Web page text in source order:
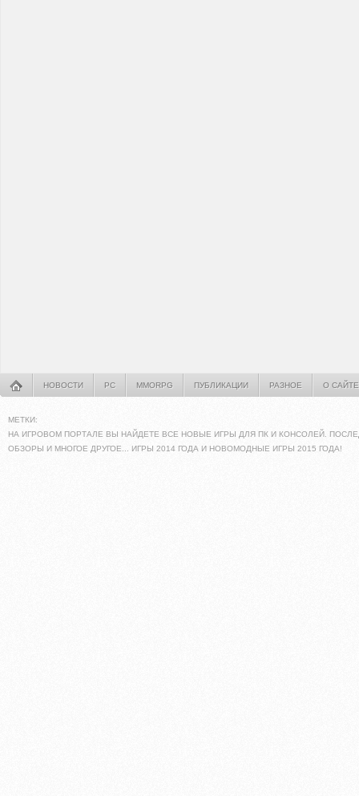
НОВОСТИ PC MMORPG ПУБЛИКАЦИИ РАЗНОЕ О САЙТЕ
МЕТКИ:
НА ИГРОВОМ ПОРТАЛЕ ВЫ НАЙДЕТЕ ВСЕ НОВЫЕ ИГРЫ ДЛЯ ПК И КОНСОЛЕЙ.
ОБЗОРЫ И МНОГОЕ ДРУГОЕ... ИГРЫ 2014 ГОДА И НОВОМОДНЫЕ ИГРЫ 2015 ГОДА!